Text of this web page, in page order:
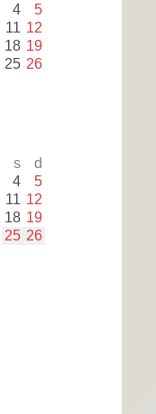
4 5
11 12
18 19
25 26
s d
4 5
11 12
18 19
25 26